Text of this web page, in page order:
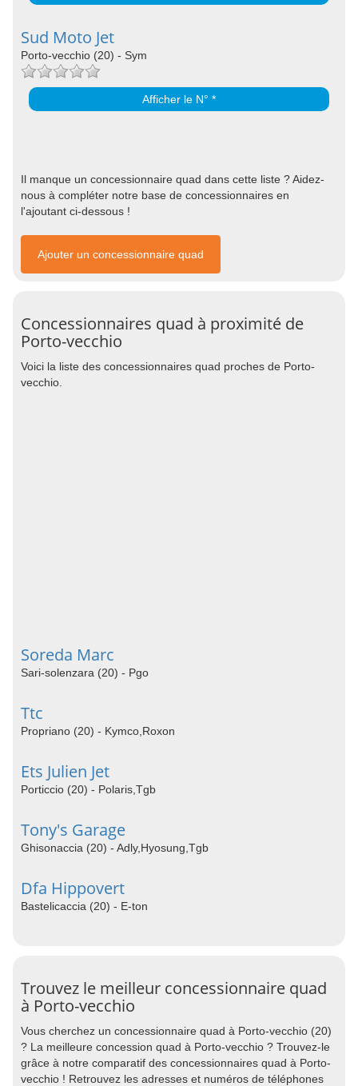
Sud Moto Jet
Porto-vecchio (20) - Sym
Afficher le N° *
Il manque un concessionnaire quad dans cette liste ? Aidez-
nous à compléter notre base de concessionnaires en
l'ajoutant ci-dessous !
Ajouter un concessionnaire quad
Concessionnaires quad à proximité de
Porto-vecchio
Voici la liste des concessionnaires quad proches de Porto-
vecchio.
Soreda Marc
Sari-solenzara (20) - Pgo
Ttc
Propriano (20) - Kymco,Roxon
Ets Julien Jet
Porticcio (20) - Polaris,Tgb
Tony's Garage
Ghisonaccia (20) - Adly,Hyosung,Tgb
Dfa Hippovert
Bastelicaccia (20) - E-ton
Trouvez le meilleur concessionnaire quad
à Porto-vecchio
Vous cherchez un concessionnaire quad à Porto-vecchio (20)
? La meilleure concession quad à Porto-vecchio ? Trouvez-le
grâce à notre comparatif des concessionnaires quad à Porto-
vecchio ! Retrouvez les adresses et numéros de téléphones